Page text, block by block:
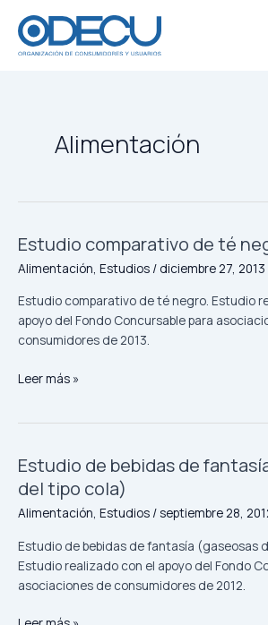
contenido
Alimentación
Estudio comparativo de té
Alimentación Estudios / diciembre 27, 2013
Estudio comparativo de té negro. Estudio
apoyo del Fondo Concursable para
consumidores de 2013.
Estudio
comparativo
té
negro
Leer más »
Estudio de bebidas de
del tipo cola)
Alimentación, Estudios / septiembre 28,
Estudio de bebidas de fantasía (gaseosas
Estudio realizado con el apoyo del Fondo
asociaciones de consumidores de 2012.
Estudio
de
de
fantasía
(gaseosas
del
cola)